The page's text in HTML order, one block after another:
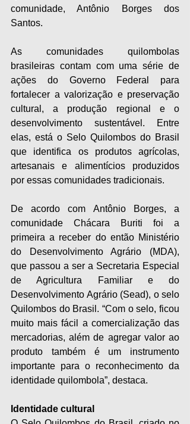
comunidade, Antônio Borges dos
Santos.
As comunidades quilombolas
brasileiras contam com uma série de
ações do Governo Federal para
fortalecer a valorização e preservação
cultural, a produção regional e o
desenvolvimento sustentável. Entre
elas, está o Selo Quilombos do Brasil
que identifica os produtos agrícolas,
artesanais e alimentícios produzidos
por essas comunidades tradicionais.
De acordo com Antônio Borges, a
comunidade Chácara Buriti foi a
primeira a receber do então Ministério
do Desenvolvimento Agrário (MDA),
que passou a ser a Secretaria Especial
de Agricultura Familiar e do
Desenvolvimento Agrário (Sead), o selo
Quilombos do Brasil. “Com o selo, ficou
muito mais fácil a comercialização das
mercadorias, além de agregar valor ao
produto também é um instrumento
importante para o reconhecimento da
identidade quilombola”, destaca.
Identidade cultural